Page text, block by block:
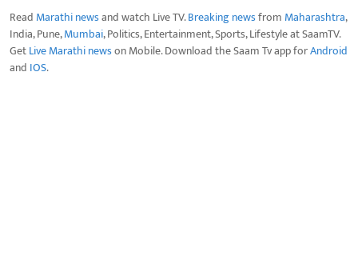
Read Marathi newsand watch Live TV.Breaking newsfrom Maharashtra,
India, Pune,Mumbai, Politics, Entertainment, Sports, Lifestyle at SaamTV.
GetLive Marathi newson Mobile. Download the Saam Tv app forAndroid
and IOS.